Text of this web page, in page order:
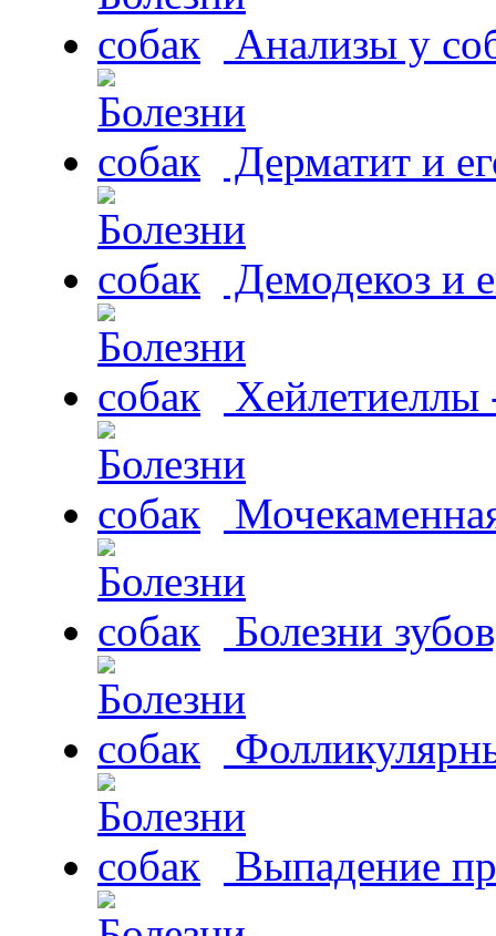
Анализы у
Дерматит и
Демодекоз и
Болезни
Выпадение